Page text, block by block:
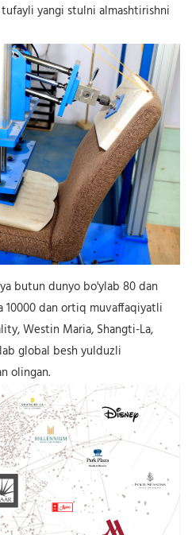
yangi stulni almashtirishni
butun dunyo bo'ylab 80 dan
dan ortiq muvaffaqiyatli
Westin Maria, Shangti-La,
global besh yulduzli
olingan.